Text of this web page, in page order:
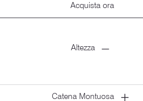
Acquista ora
Altezza
Catena Montuosa